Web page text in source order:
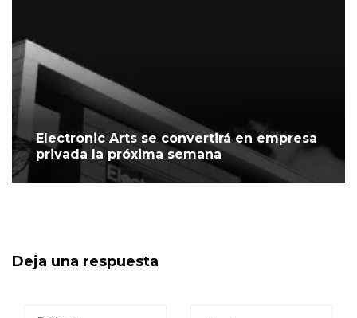
Electronic Arts se convertirá en empresa
privada la próxima semana
Deja una respuesta